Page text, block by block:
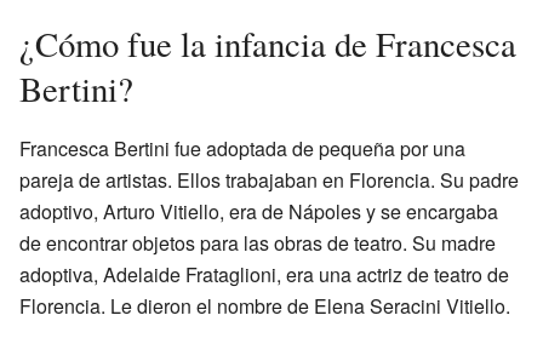
¿Cómo fue la infancia de Francesca
Bertini?
Francesca Bertini fue adoptada de pequeña por una
pareja de artistas. Ellos trabajaban en Florencia. Su padre
adoptivo, Arturo Vitiello, era de Nápoles y se encargaba
de encontrar objetos para las obras de teatro. Su madre
adoptiva, Adelaide Frataglioni, era una actriz de teatro de
Florencia. Le dieron el nombre de Elena Seracini Vitiello.